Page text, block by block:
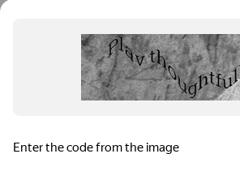
info@teploexpert.com
Пн—Сб 09:00 – 18:00
TeploExpert.com © 2008 - 2026